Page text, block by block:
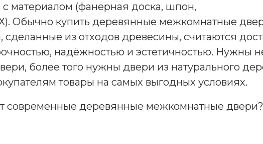
материалом (фанерная доска, шпон,
Обычно купить деревянные межкомнатные
сделанные из отходов древесины, считаются
надёжностью и эстетичностью. Нужны
более того нужны двери из натурального
товары на самых выгодных условиях.
современные деревянные межкомнатные двери?